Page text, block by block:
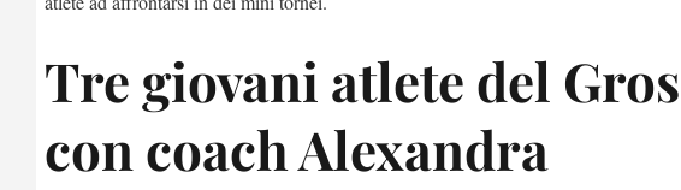
Tre giovani atlete del
con coach Alexandra